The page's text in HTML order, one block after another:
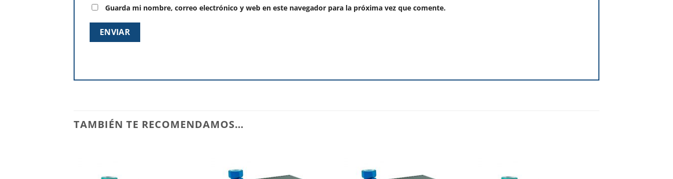
Guarda mi nombre, correo electrónico y web en este navegador para la próxima vez que comente.
TAMBIÉN TE RECOMENDAMOS…